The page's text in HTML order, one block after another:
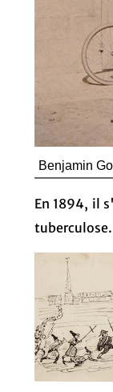
Benjamin
En 1894, il
tuberculose.